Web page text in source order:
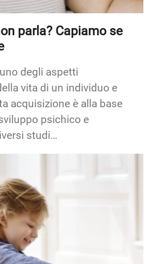
parla? Capiamo se
degli aspetti
vita di un individuo e
acquisizione è alla base
psichico e
studi…